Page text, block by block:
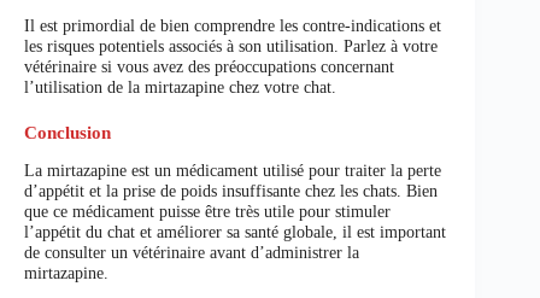
Il est primordial de bien comprendre les contre-indications et
les risques potentiels associés à son utilisation. Parlez à votre
vétérinaire si vous avez des préoccupations concernant
l’utilisation de la mirtazapine chez votre chat.
Conclusion
La mirtazapine est un médicament utilisé pour traiter la perte
d’appétit et la prise de poids insuffisante chez les chats. Bien
que ce médicament puisse être très utile pour stimuler
l’appétit du chat et améliorer sa santé globale, il est important
de consulter un vétérinaire avant d’administrer la
mirtazapine.